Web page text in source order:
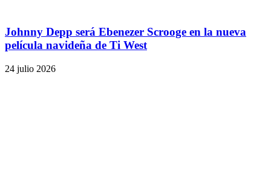
Johnny Depp será Ebenezer Scrooge en la nueva
película navideña de Ti West
24 julio 2026